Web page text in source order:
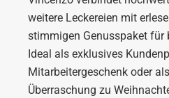
weitere Leckereien mit
stimmigen Genusspaket für
Ideal als exklusives
Mitarbeitergeschenk oder
Überraschung zu